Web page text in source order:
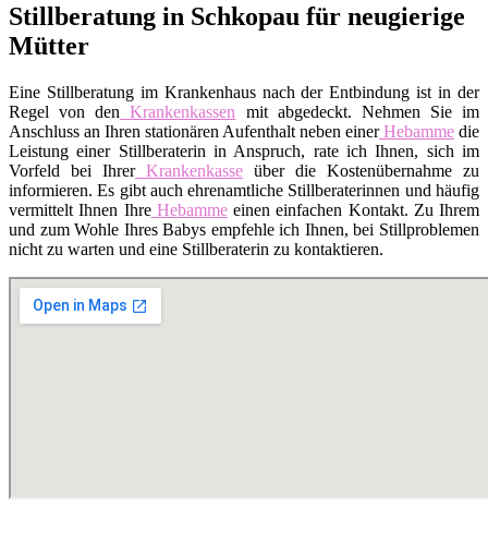
Stillberatung in Schkopau für neugierige
Mütter
Eine Stillberatung im Krankenhaus nach der Entbindung ist in der
Regel von den Krankenkassen mit abgedeckt. Nehmen Sie im
Anschluss an Ihren stationären Aufenthalt neben einerHebamme die
Leistung einer Stillberaterin in Anspruch, rate ich Ihnen, sich im
Vorfeld bei IhrerKrankenkasse über die Kostenübernahme zu
informieren. Es gibt auch ehrenamtliche Stillberaterinnen und häufig
vermittelt Ihnen IhreHebammeeinen einfachen Kontakt. Zu Ihrem
und zum Wohle Ihres Babys empfehle ich Ihnen, bei Stillproblemen
nicht zu warten und eine Stillberaterin zu kontaktieren.